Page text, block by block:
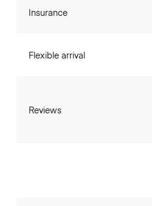
Insurance
Flexible arrival
Reviews